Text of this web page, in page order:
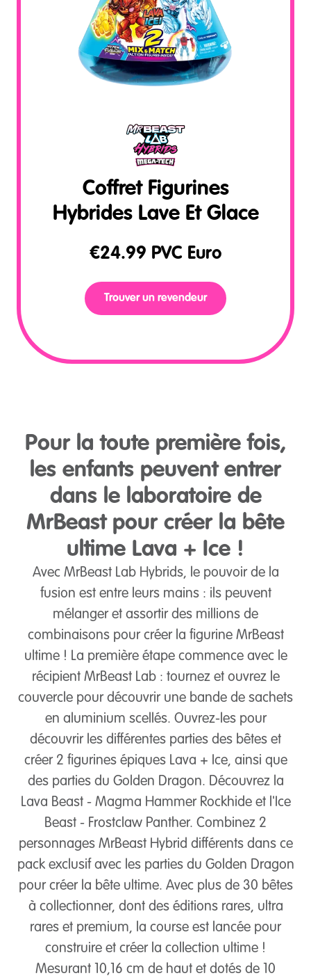
Coffret Figurines
Hybrides Lave Et Glace
€24.99 PVC Euro
Trouver un revendeur
Pour la toute première fois,
les enfants peuvent entrer
dans le laboratoire de
MrBeast pour créer la bête
ultime Lava + Ice !
Avec MrBeast Lab Hybrids, le pouvoir de la
fusion est entre leurs mains : ils peuvent
mélanger et assortir des millions de
combinaisons pour créer la figurine MrBeast
ultime ! La première étape commence avec le
récipient MrBeast Lab : tournez et ouvrez le
couvercle pour découvrir une bande de sachets
en aluminium scellés. Ouvrez-les pour
découvrir les différentes parties des bêtes et
créer 2 figurines épiques Lava + Ice, ainsi que
des parties du Golden Dragon. Découvrez la
Lava Beast - Magma Hammer Rockhide et l'Ice
Beast - Frostclaw Panther. Combinez 2
personnages MrBeast Hybrid différents dans ce
pack exclusif avec les parties du Golden Dragon
pour créer la bête ultime. Avec plus de 30 bêtes
à collectionner, dont des éditions rares, ultra
rares et premium, la course est lancée pour
construire et créer la collection ultime !
Mesurant 10,16 cm de haut et dotés de 10